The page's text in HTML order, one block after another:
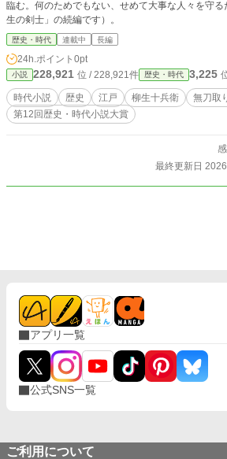
臨む。何のためでもない、せめて大事な人々を守
生の剣士」の続編です）。
歴史・時代 連載中 長編
24h.ポイント 0pt
小説 228,921 位 / 228,921件 歴史・時代 3,225
時代小説 歴史 江戸 柳生十兵衛 無刀取
第12回歴史・時代小説大賞
最終更新日
アプリ一覧
公式SNS一覧
ご利用について